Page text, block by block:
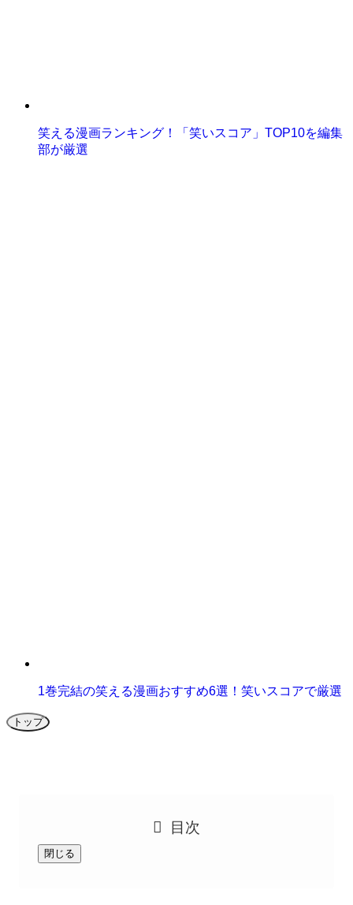
笑える漫画ランキング！「笑いスコア」TOP10を編集
部が厳選
1巻完結の笑える漫画おすすめ6選！笑いスコアで厳選
トップ
目次
閉じる